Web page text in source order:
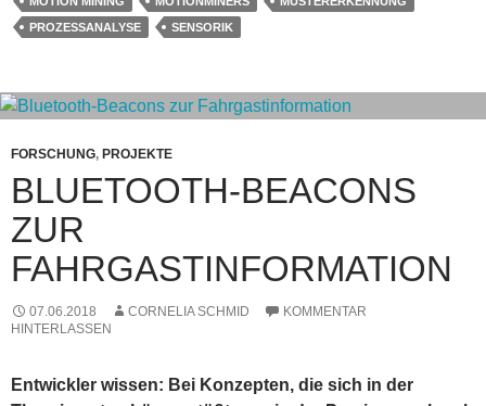
PROZESSANALYSE
SENSORIK
FORSCHUNG, PROJEKTE
BLUETOOTH-BEACONS
ZUR
FAHRGASTINFORMATION
07.06.2018 CORNELIA SCHMID
KOMMENTAR
HINTERLASSEN
Entwickler wissen: Bei Konzepten, die sich in der